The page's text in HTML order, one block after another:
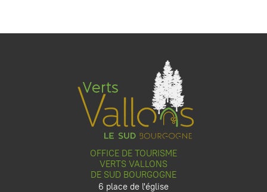
OFFICE DE TOURISME
VERTS VALLONS
DE SUD BOURGOGNE
6 place de l'église